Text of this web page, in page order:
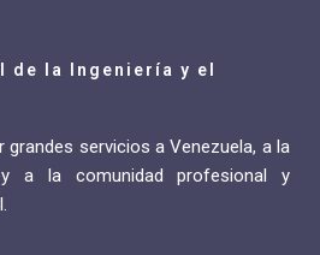
de la Ingeniería y el
grandes servicios a Venezuela, a la
y a la comunidad profesional y